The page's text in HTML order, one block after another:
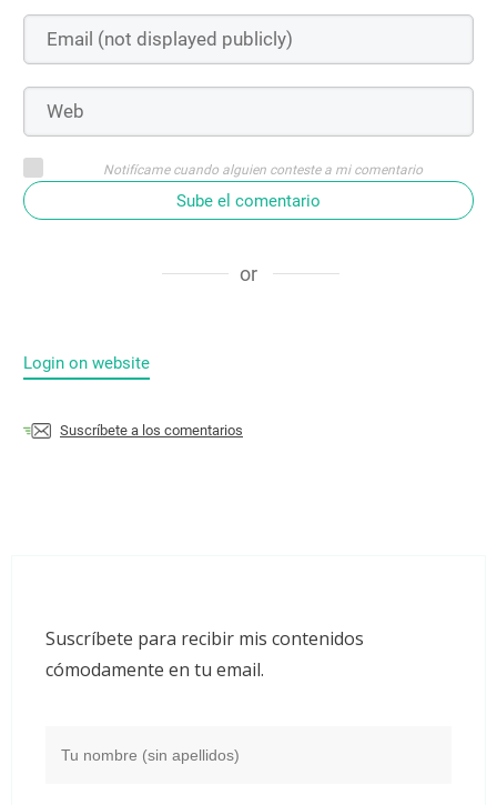
Notifícame cuando alguien conteste a mi comentario
Sube el comentario
or
Login on website
Suscríbete a los comentarios
Suscríbete para recibir mis contenidos
cómodamente en tu email.